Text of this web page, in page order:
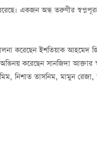
একজন অন্ধ তরুণীর
করেছেন ইশতিয়াক আহমেদ
করেছেন সানজিদা আক্তার
নিশাত তাসনিম, মামুন